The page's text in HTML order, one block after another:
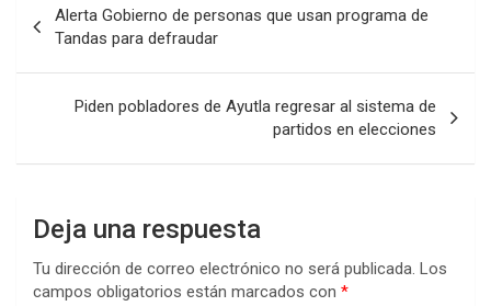
de
entradas
Alerta Gobierno de personas que usan programa de
Tandas para defraudar
Piden pobladores de Ayutla regresar al sistema de
partidos en elecciones
Deja una respuesta
Tu dirección de correo electrónico no será publicada. Los
campos obligatorios están marcados con *